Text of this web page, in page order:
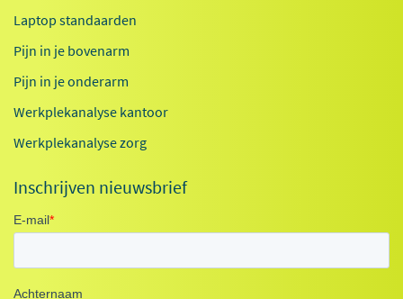
Laptop standaarden
Pijn in je bovenarm
Pijn in je onderarm
Werkplekanalyse kantoor
Werkplekanalyse zorg
Inschrijven nieuwsbrief